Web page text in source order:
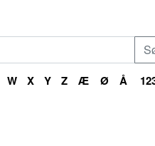
W X Y Z Æ Ø Å